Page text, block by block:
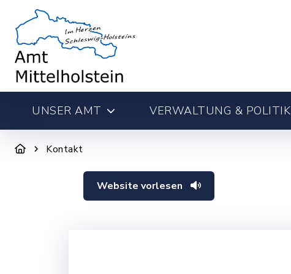
UNSER AMT VERWALTUNG & POLITIK
Kontakt
Website vorlesen